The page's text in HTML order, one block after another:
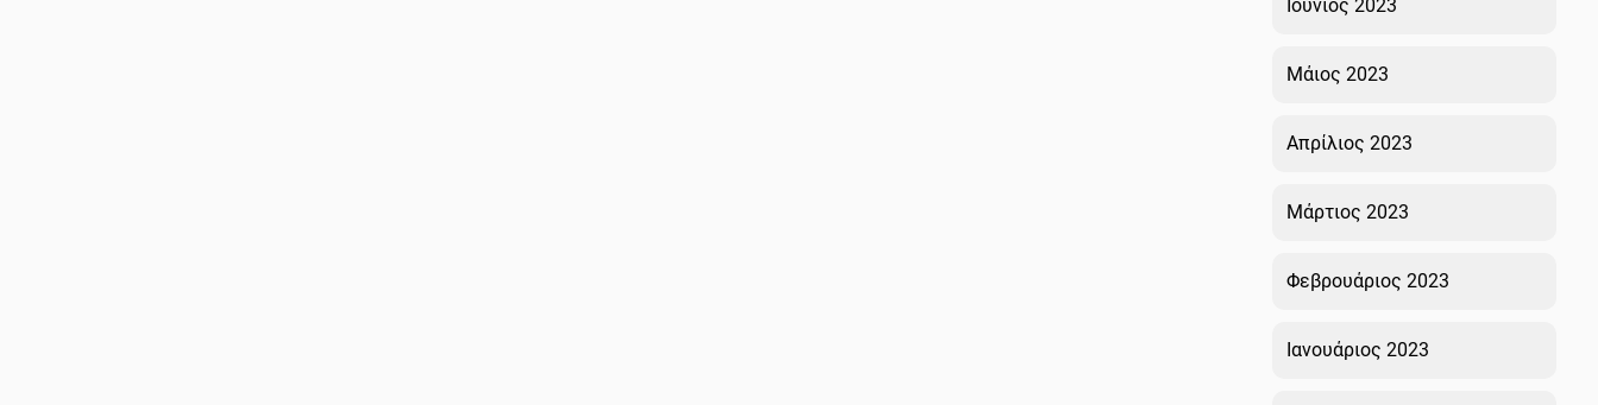
Ιούνιος 2023
Μάιος 2023
Απρίλιος 2023
Μάρτιος 2023
Φεβρουάριος 2023
Ιανουάριος 2023